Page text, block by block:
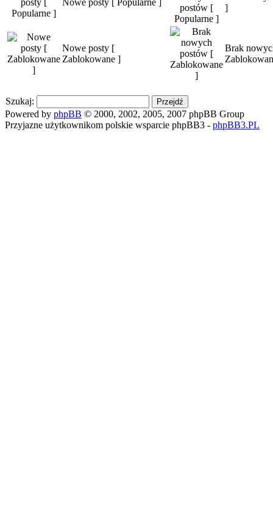
]
Nowe posty [
Zablokowane ]
Brak
Szukaj:
Powered by phpBB © 2000, 2002, 2005, 2007 phpBB Group
Przyjazne użytkownikom polskie wsparcie phpBB3 - phpBB3.PL